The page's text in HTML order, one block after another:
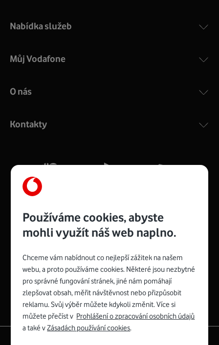
Maximalizovat kompatibilitu.
Spojte se s Vodafonem
Nabídka služeb
Můj Vodafone
O nás
Kontakty
Používáme cookies, abyste
mohli využít náš web naplno.
Chceme vám nabídnout co nejlepší zážitek na našem
webu, a proto používáme cookies. Některé jsou nezbytné
pro správné fungování stránek, jiné nám pomáhají
zlepšovat obsah, měřit návštěvnost nebo přizpůsobit
reklamu. Svůj výběr můžete kdykoli změnit. Více si
můžete přečíst v Prohlášení o zpracování osobních údajů
a také vZásadách používání cookies.